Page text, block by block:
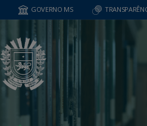
GOVERNO MS